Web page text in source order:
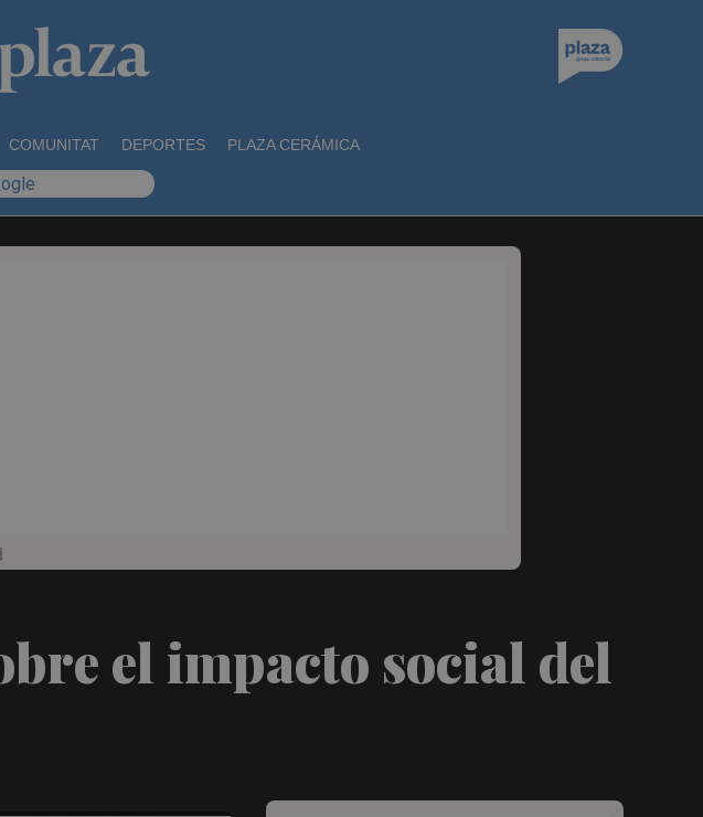
COMUNITAT DEPORTES PLAZA CERÁMICA
el impacto social del